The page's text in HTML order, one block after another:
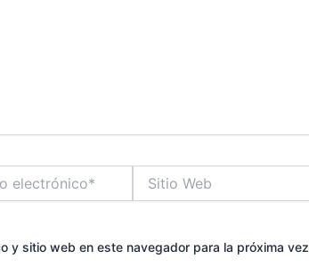
Web
y sitio web en este navegador para la próxima vez